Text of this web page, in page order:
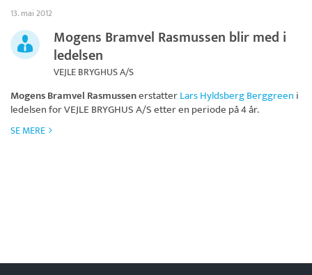
13. mai 2012
Mogens Bramvel Rasmussen blir med i
ledelsen
VEJLE BRYGHUS A/S
Mogens Bramvel RasmussenerstatterLars Hyldsberg Berggreen i
ledelsen forVEJLE BRYGHUS A/Setter en periode på 4 år.
SE MERE